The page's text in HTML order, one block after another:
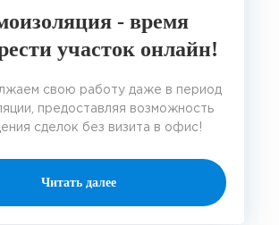
- время
участок онлайн!
свою работу даже в период
предоставляя возможность
сделок без визита в офис!
Читать далее